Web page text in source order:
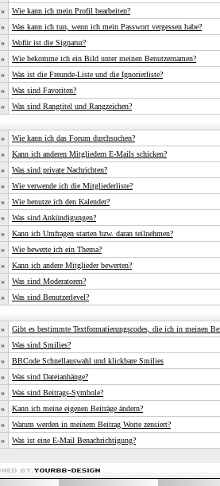
»
Wie kann ich mein Profil bearbeiten?
»
Was kann ich tun, wenn ich mein Passwort vergessen habe?
»
Wofür ist die Signatur?
»
Wie bekomme ich ein Bild unter meinen Benutzernamen?
»
Was ist die Freunde-Liste und die Ignorierliste?
»
Was sind Favoriten?
»
Was sind Rangtitel und Rangzeichen?
»
Wie kann ich das Forum durchsuchen?
»
Kann ich anderen Mitgliedern E-Mails schicken?
»
Was sind private Nachrichten?
»
Wie verwende ich die Mitgliederliste?
»
Wie benutze ich den Kalender?
»
Was sind Ankündigungen?
»
Kann ich Umfragen starten bzw. daran teilnehmen?
»
Wie bewerte ich ein Thema?
»
Kann ich andere Mitglieder bewerten?
»
Was sind Moderatoren?
»
Was sind Benutzerlevel?
»
Gibt es bestimmte Textformatierungscodes, die ich in meinen
»
Was sind Smilies?
»
BBCode Schnellauswahl und klickbare Smilies
»
Was sind Dateianhänge?
»
Was sind Beitrags-Symbole?
»
Kann ich meine eigenen Beiträge ändern?
»
Warum werden in meinem Beitrag Worte zensiert?
»
Was ist eine E-Mail Benachrichtigung?